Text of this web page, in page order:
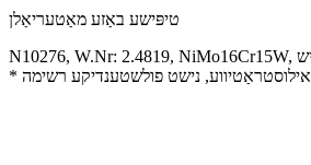
טיפּישע באַזע מאַטעריאַלן
* אילוסטראַטיווע, נישט פולשטענדיקע רשימה